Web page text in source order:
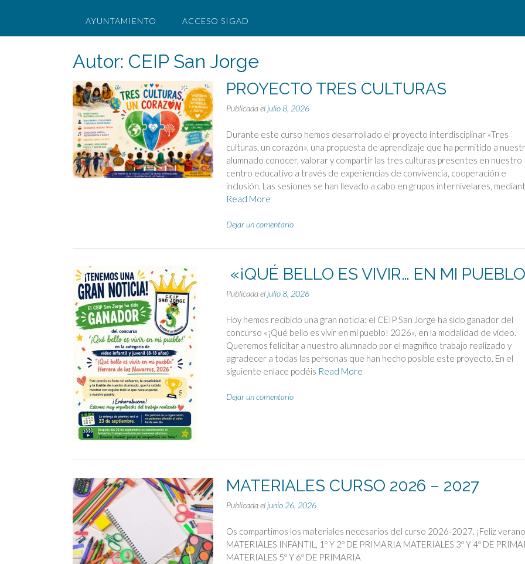
AYUNTAMIENTO ACCESO SIGAD
Autor: CEIP San Jorge
PROYECTO TRES CULTURAS
Publicada el julio 8, 2026
Durante este curso hemos desarrollado el proyecto interdisciplinar «Tres
culturas, un corazón», una propuesta de aprendizaje que ha permitido a
alumnado conocer, valorar y compartir las tres culturas presentes en nuestro
centro educativo a través de experiencias de convivencia, cooperación e
inclusión. Las sesiones se han llevado a cabo en grupos internivelares,
Read More
Dejar un comentario
«¡QUÉ BELLO ES VIVIR… EN MI
Publicada el julio 8, 2026
Hoy hemos recibido una gran noticia: el CEIP San Jorge ha sido ganador del
concurso «¡Qué bello es vivir en mi pueblo! 2026», en la modalidad de vídeo.
Queremos felicitar a nuestro alumnado por el magnífico trabajo realizado y
agradecer a todas las personas que han hecho posible este proyecto. En el
siguiente enlace podéis Read More
Dejar un comentario
MATERIALES CURSO 2026 – 2027
Publicada el junio 26, 2026
Os compartimos los materiales necesarios del curso 2026-2027. ¡Feliz
MATERIALES INFANTIL, 1º Y 2º DE PRIMARIA MATERIALES 3º Y 4º DE
MATERIALES 5º Y 6º DE PRIMARIA